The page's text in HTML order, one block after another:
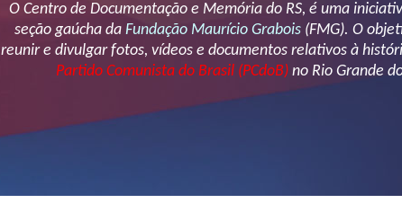
O Centro de Documentação e Memória do RS, é uma
seção gaúcha da Fundação Maurício Grabois (FMG). O
reunir e divulgar fotos, vídeos e documentos relativos à
Partido Comunista do Brasil (PCdoB) no Rio Grande